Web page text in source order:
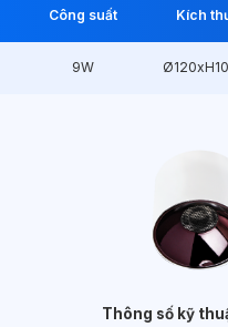
Công suất Kích
9W
Thông số kỹ